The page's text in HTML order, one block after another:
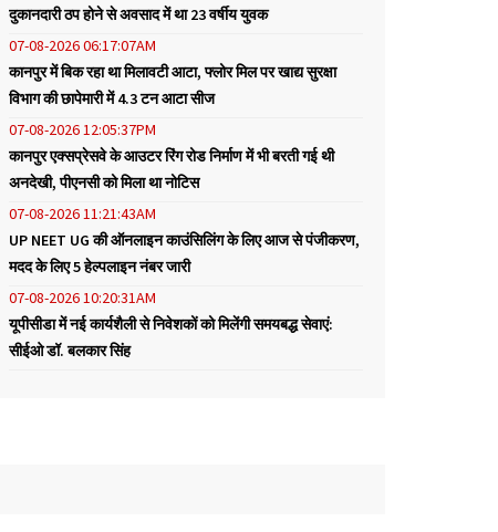
दुकानदारी ठप होने से अवसाद में था 23 वर्षीय युवक
07-08-2026 06:17:07AM
कानपुर में बिक रहा था मिलावटी आटा, फ्लोर मिल पर खाद्य सुरक्षा
विभाग की छापेमारी में 4.3 टन आटा सीज
07-08-2026 12:05:37PM
कानपुर एक्सप्रेसवे के आउटर रिंग रोड निर्माण में भी बरती गई थी
अनदेखी, पीएनसी को मिला था नोटिस
07-08-2026 11:21:43AM
UP NEET UG की ऑनलाइन काउंसिलिंग के लिए आज से पंजीकरण,
मदद के लिए 5 हेल्पलाइन नंबर जारी
07-08-2026 10:20:31AM
यूपीसीडा में नई कार्यशैली से निवेशकों को मिलेंगी समयबद्ध सेवाएं:
सीईओ डॉ. बलकार सिंह